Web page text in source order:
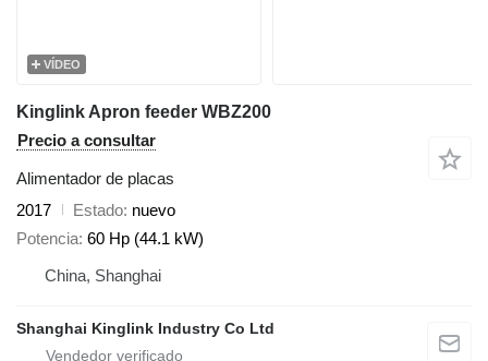
VÍDEO
Kinglink Apron feeder WBZ200
Precio a consultar
Alimentador de placas
2017
Estado nuevo
Potencia 60 Hp (44.1 kW)
China, Shanghai
Shanghai Kinglink Industry Co Ltd